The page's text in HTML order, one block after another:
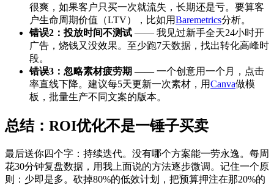
很爽，如果客户只买一次就流失，长期还是亏。要算客
户生命周期价值（LTV），比如用Baremetrics分析。
错误2：投放时间不测试 —— 我见过新手全天24小时开
广告，烧钱又没效果。至少跑7天数据，找出转化高峰时
段。
错误3：忽略素材疲劳期 —— 一个创意用一个月，点击
率直线下降。建议每5天更新一次素材，用Canva做模
板，批量生产不同文案的版本。
总结：ROI优化不是一锤子买卖
最后送你四个字：持续迭代。没有哪个方案能一劳永逸。每周
花30分钟复盘数据，用我上面说的方法逐步微调。记住一个原
则：少即是多。砍掉80%的低效计划，把预算押注在那20%的